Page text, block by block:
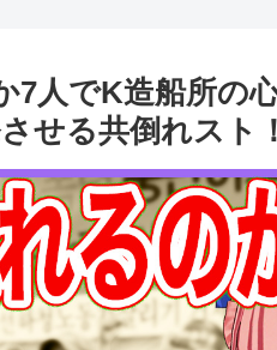
7人でK造船所の
せる共倒れスト！